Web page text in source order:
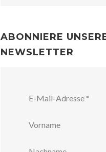
ABONNIERE
NEWSLETTER